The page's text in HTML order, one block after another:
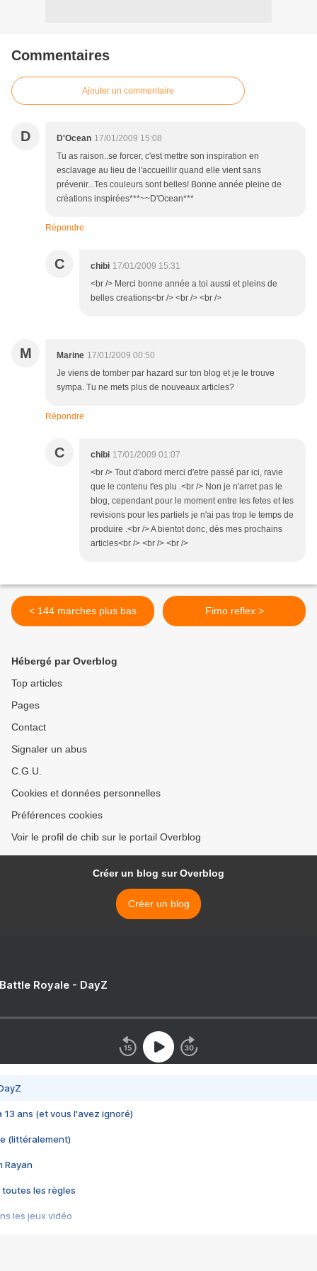
Commentaires
Ajouter un commentaire
D D'Ocean 17/01/2009 15:08
Tu as raison..se forcer, c'est mettre son inspiration en
esclavage au lieu de l'accueillir quand elle vient sans
prévenir...Tes couleurs sont belles! Bonne année pleine de
créations inspirées***~~D'Ocean***
Répondre
C chibi 17/01/2009 15:31
<br /> Merci bonne année a toi aussi et pleins de
belles creations<br /> <br /> <br />
M Marine 17/01/2009 00:50
Je viens de tomber par hazard sur ton blog et je le trouve
sympa. Tu ne mets plus de nouveaux articles?
Répondre
C chibi 17/01/2009 01:07
<br /> Tout d'abord merci d'etre passé par ici, ravie
que le contenu t'es plu .<br /> Non je n'arret pas le
blog, cependant pour le moment entre les fetes et les
revisions pour les partiels je n'ai pas trop le temps de
produire .<br /> A bientot donc, dès mes prochains
articles<br /> <br /> <br />
< 144 marches plus bas Fimo reflex >
Hébergé par Overblog
Top articles
Pages
Contact
Signaler un abus
C.G.U.
Cookies et données personnelles
Préférences cookies
Voir le profil de chib sur le portail Overblog
Créer un blog sur Overblog
Créer un blog
Royale - DayZ
13 ans (et vous l'avez ignoré)
(littéralement)
Rayan
toutes les règles
les jeux vidéo